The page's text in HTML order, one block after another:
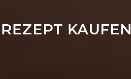
KAUFEN